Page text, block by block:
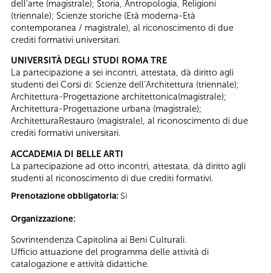
dell’arte (magistrale); Storia, Antropologia, Religioni
(triennale); Scienze storiche (Età moderna-Età
contemporanea / magistrale), al riconoscimento di due
crediti formativi universitari.
UNIVERSITÀ DEGLI STUDI ROMA TRE
La partecipazione a sei incontri, attestata, dà diritto agli
studenti dei Corsi di: Scienze dell’Architettura (triennale);
Architettura-Progettazione architettonica(magistrale);
Architettura-Progettazione urbana (magistrale);
ArchitetturaRestauro (magistrale), al riconoscimento di due
crediti formativi universitari.
ACCADEMIA DI BELLE ARTI
La partecipazione ad otto incontri, attestata, dà diritto agli
studenti al riconoscimento di due crediti formativi.
Prenotazione obbligatoria: Sì
Organizzazione:
Sovrintendenza Capitolina ai Beni Culturali.
Ufficio attuazione del programma delle attività di
catalogazione e attività didattiche.